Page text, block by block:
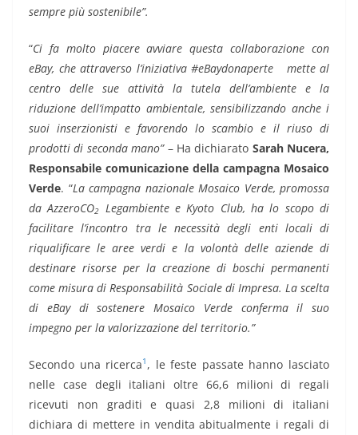
sempre più sostenibile”.
“Ci fa molto piacere avviare questa collaborazione con
eBay, che attraverso l’iniziativa #eBaydonaperte mette al
centro delle sue attività la tutela dell’ambiente e la
riduzione dell’impatto ambientale, sensibilizzando anche i
suoi inserzionisti e favorendo lo scambio e il riuso di
prodotti di seconda mano” – Ha dichiarato Sarah Nucera,
Responsabile comunicazione della campagna Mosaico
Verde. “La campagna nazionale Mosaico Verde, promossa
da AzzeroCO2
Legambiente e Kyoto Club, ha lo scopo di
facilitare l’incontro tra le necessità degli enti locali di
riqualificare le aree verdi e la volontà delle aziende di
destinare risorse per la creazione di boschi permanenti
come misura di Responsabilità Sociale di Impresa. La scelta
di eBay di sostenere Mosaico Verde conferma il suo
impegno per la valorizzazione del territorio.”
Secondo una ricerca1 , le feste passate hanno lasciato
nelle case degli italiani oltre 66,6 milioni di regali
ricevuti non graditi e quasi 2,8 milioni di italiani
dichiara di mettere in vendita abitualmente i regali di